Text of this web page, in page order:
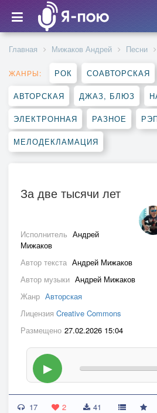
Главная Мижаков Андрей Песни
ЖАНРЫ: РОК СОАВТОРСКАЯ
АВТОРСКАЯ ДЖАЗ, БЛЮЗ
ЭЛЕКТРОННАЯ РАЗНОЕ
МЕЛОДЕКЛАМАЦИЯ
За две тысячи лет
Исполнитель Андрей
Мижаков
Автор текста Андрей Мижаков
Автор музыки Андрей Мижаков
Жанр Авторская
Лицензия Creative Commons
Размещено 27.02.2026 15:04
▶
17 2 41